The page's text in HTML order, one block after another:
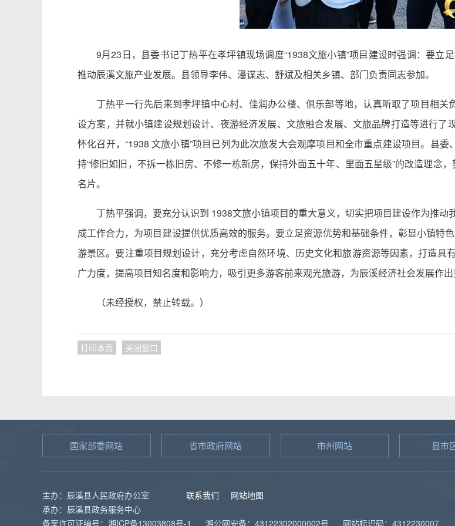
9月23日，县委书记丁热平在孝坪镇现场调度“1938文旅小镇”项目建设时强调：要立
推动辰溪文旅产业发展。县领导李伟、潘谋志、舒斌及相关乡镇、部门负责同志参加。
丁热平一行先后来到孝坪镇中心村、佳润办公楼、俱乐部等地，认真听取了项目相
设方案，并就小镇建设规划设计、夜游经济发展、文旅融合发展、文旅品牌打造等进行
怀化召开，“1938 文旅小镇”项目已列为此次旅发大会观摩项目和全市重点建设项目。县
持“修旧如旧，不拆一栋旧房、不修一栋新房，保持外面五十年、里面五星级”的改造理念
名片。
丁热平强调，要充分认识到 1938文旅小镇项目的重大意义，切实把项目建设作为推
成工作合力，为项目建设提供优质高效的服务。要立足资源优势和基础条件，彰显小镇特
游景区。要注重项目规划设计，充分考虑自然环境、历史文化和旅游资源等因素，打造具
广力度，提高项目知名度和影响力，吸引更多游客前来观光旅游，为辰溪经济社会发展作出
（未经授权，禁止转载。）
打印本页 关闭窗口
国家部委网站 省市政府网站 市州网站 县市
主办：辰溪县人民政府办公室
承办：辰溪县政务服务中心
备案许可证编号：湘ICP备13003808号-1
湘公网安备：43122302000002号 网站标识码：4312230007
联系我们 网站地图